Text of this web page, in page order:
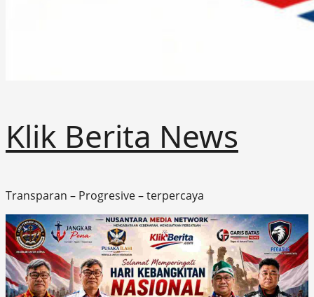
Klik Berita News
Transparan – Progresive – terpercaya